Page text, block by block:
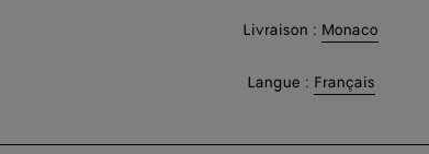
Livraison
Livraison : Monaco
Livraison
Langue : Français